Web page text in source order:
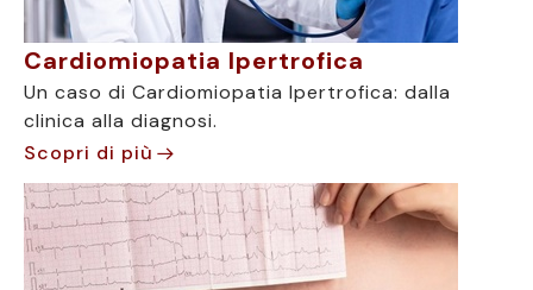
Cardiomiopatia Ipertrofica
Un caso di Cardiomiopatia Ipertrofica: dalla
clinica alla diagnosi.
Scopri di più